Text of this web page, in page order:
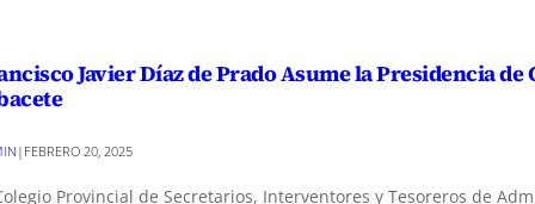
Javier Díaz de Prado Asume la Presidencia de
| FEBRERO 20, 2025
Provincial de Secretarios, Interventores y Tesoreros de